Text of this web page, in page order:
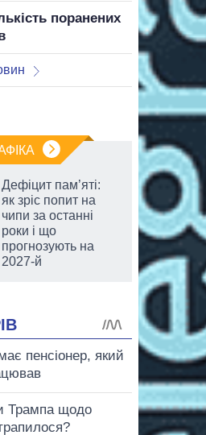
поранених
Дефіцит пам’яті:
як зріс попит на
чипи за останні
роки і що
прогнозують на
2027-й